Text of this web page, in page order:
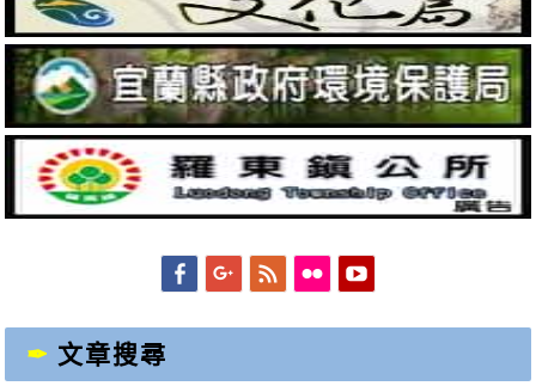
FacebookGoogleplus
Feed Flickr
文章搜尋